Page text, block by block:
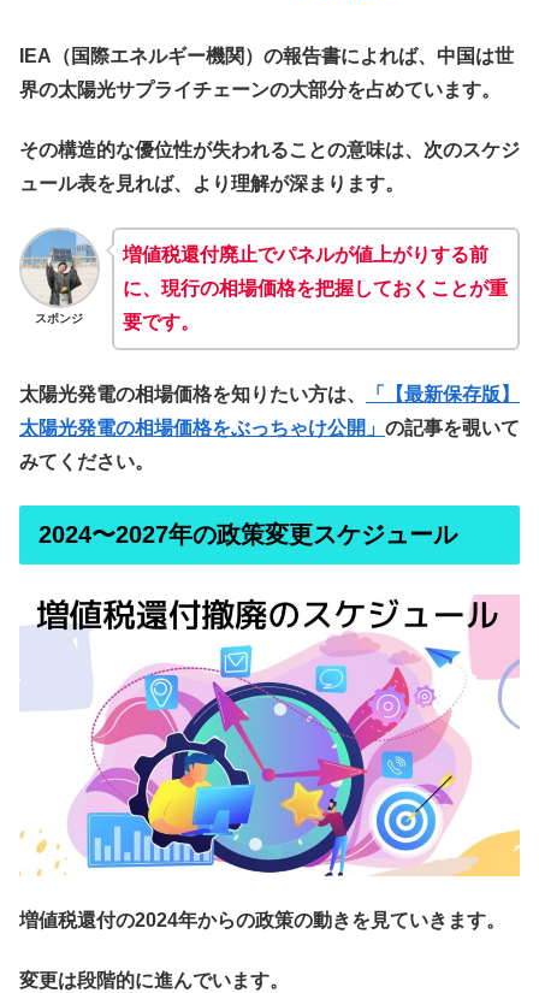
IEA（国際エネルギー機関）の報告書によれば、中国は世
界の太陽光サプライチェーンの大部分を占めています。
その構造的な優位性が失われることの意味は、次のスケジ
ュール表を見れば、より理解が深まります。
スポンジ
増値税還付廃止でパネルが値上がりする前
に、現行の相場価格を把握しておくことが重
要です。
太陽光発電の相場価格を知りたい方は、
「【最新保存版】
太陽光発電の相場価格をぶっちゃけ公開」 の記事を覗いて
みてください。
2024〜2027年の政策変更スケジュール
増値税還付の2024年からの政策の動きを見ていきます。
変更は段階的に進んでいます。